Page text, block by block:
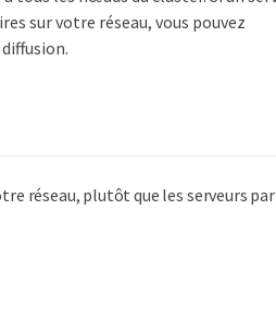
sur votre réseau, vous pouvez
réseau, plutôt que les serveurs par